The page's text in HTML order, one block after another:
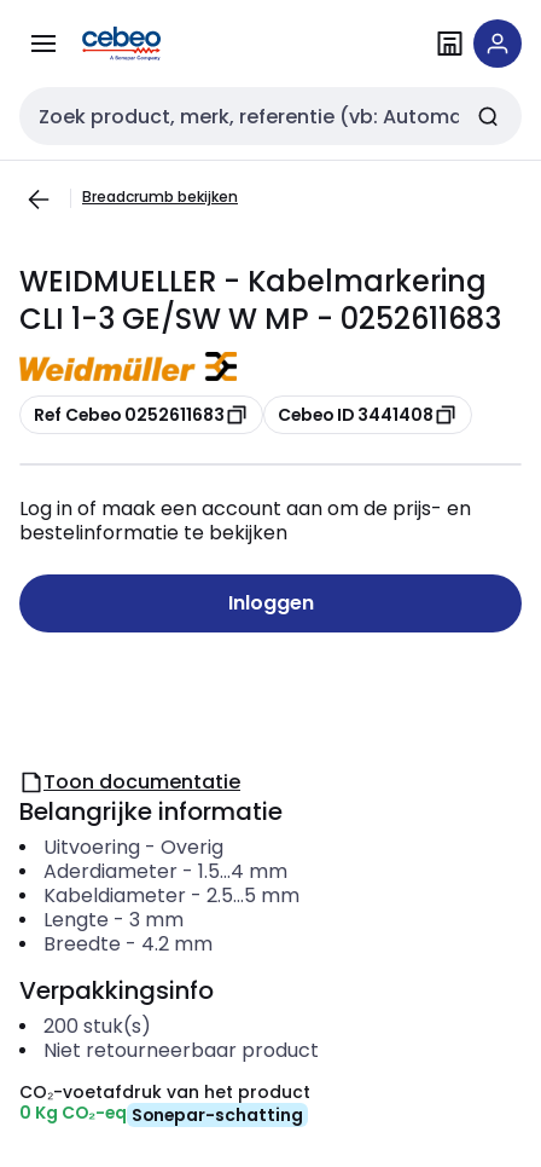
naar
naar
Zoekveld invoer
Breadcrumb bekijken
WEIDMUELLER - Kabelmarkering
CLI 1-3 GE/SW W MP - 0252611683
Kopiëren
Ref Cebeo 0252611683 Kopiëren
Cebeo ID 3441408
Log in of maak een account aan om de prijs- en
bestelinformatie te bekijken
Inloggen
Toon documentatie
Belangrijke informatie
Uitvoering- Overig
Aderdiameter- 1.5...4 mm
Kabeldiameter- 2.5...5 mm
Lengte - 3 mm
Breedte - 4.2 mm
Verpakkingsinfo
200 stuk(s)
Niet retourneerbaar product
CO₂-voetafdruk van het product
0 Kg CO₂-eq Sonepar-schatting